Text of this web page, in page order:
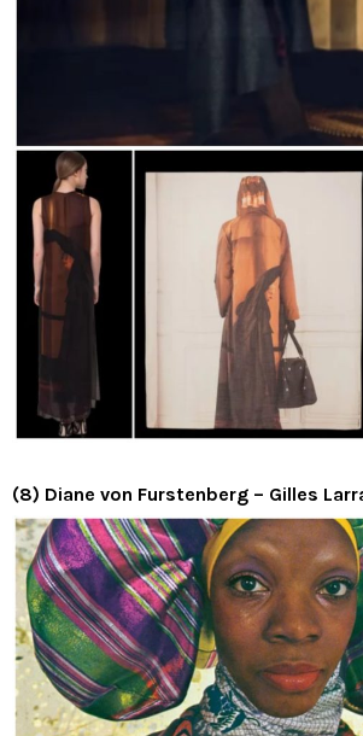
(8) Diane von Furstenberg – Gilles